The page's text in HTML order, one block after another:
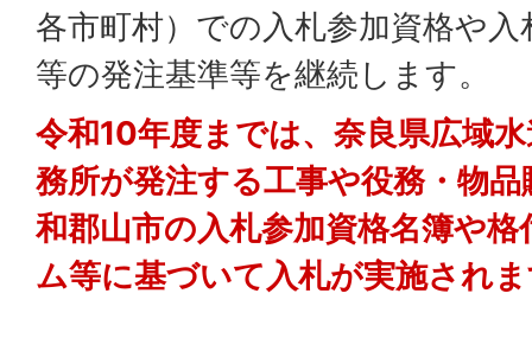
各市町村）での入札参加資格や
等の発注基準等を継続します。
令和10年度までは、奈良県広域
務所が発注する工事や役務・物
和郡山市の入札参加資格名簿や
ム等に基づいて入札が実施され